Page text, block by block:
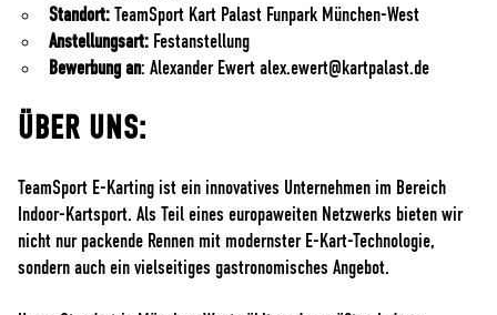
Standort: TeamSport Kart Palast Funpark München-West
Anstellungsart: Festanstellung
Bewerbung an: Alexander Ewert alex.ewert@kartpalast.de
ÜBER UNS:
TeamSport E-Karting ist ein innovatives Unternehmen im Bereich
Indoor-Kartsport. Als Teil eines europaweiten Netzwerks bieten wir
nicht nur packende Rennen mit modernster E-Kart-Technologie,
sondern auch ein vielseitiges gastronomisches Angebot.